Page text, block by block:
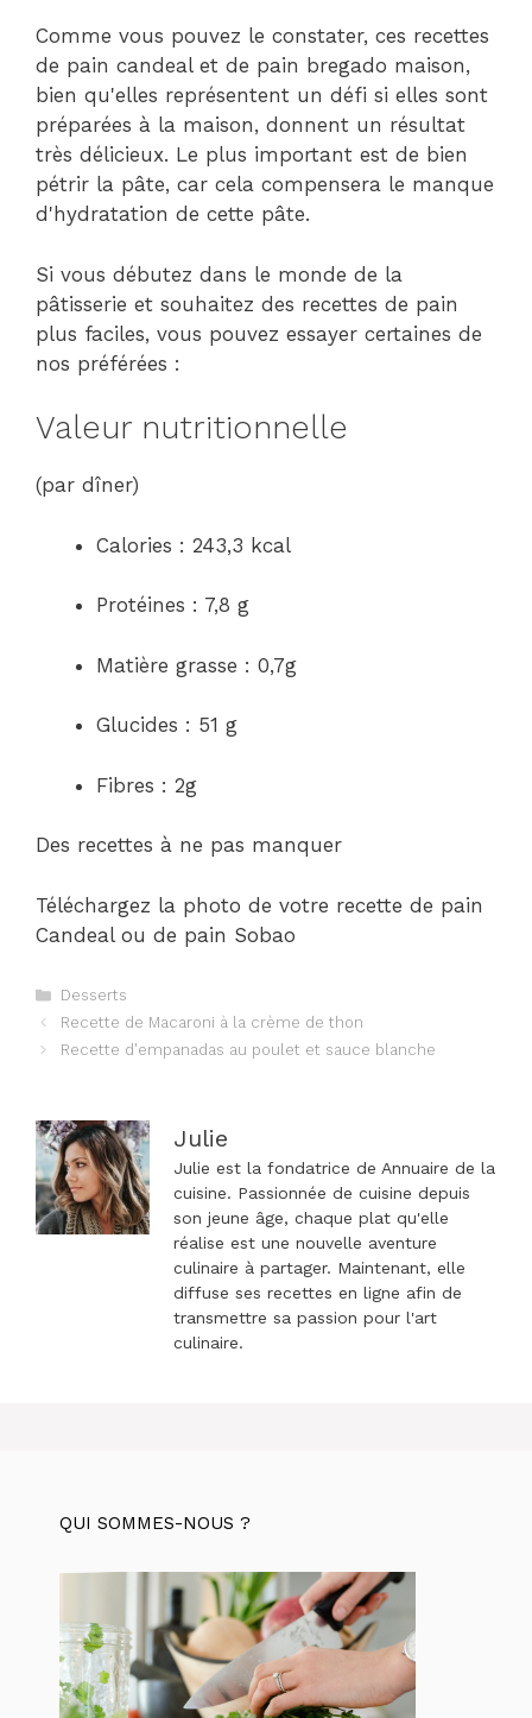
Comme vous pouvez le constater, ces recettes
de pain candeal et de pain bregado maison,
bien qu'elles représentent un défi si elles sont
préparées à la maison, donnent un résultat
très délicieux. Le plus important est de bien
pétrir la pâte, car cela compensera le manque
d'hydratation de cette pâte.
Si vous débutez dans le monde de la
pâtisserie et souhaitez des recettes de pain
plus faciles, vous pouvez essayer certaines de
nos préférées :
Valeur nutritionnelle
(par dîner)
Calories : 243,3 kcal
Protéines : 7,8 g
Matière grasse : 0,7g
Glucides : 51 g
Fibres : 2g
Des recettes à ne pas manquer
Téléchargez la photo de votre recette de pain
Candeal ou de pain Sobao
Catégories
Desserts
Navigation
Recette de Macaroni à la crème de thon
Recette d'empanadas au poulet et sauce blanche
Julie
Julie est la fondatrice de Annuaire de la
cuisine. Passionnée de cuisine depuis
son jeune âge, chaque plat qu'elle
réalise est une nouvelle aventure
culinaire à partager. Maintenant, elle
diffuse ses recettes en ligne afin de
transmettre sa passion pour l'art
culinaire.
QUI SOMMES-NOUS ?